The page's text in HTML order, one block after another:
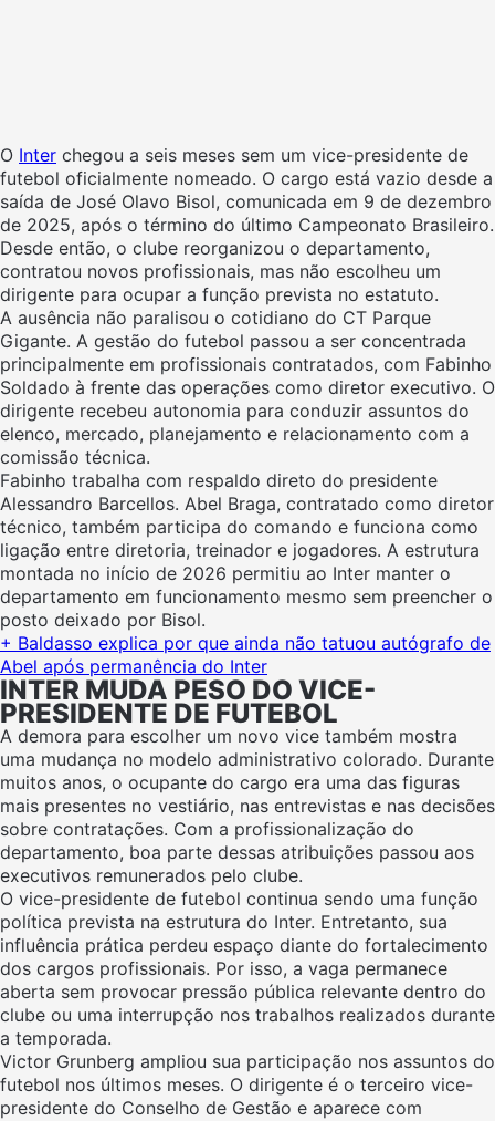
O Inter chegou a seis meses sem um vice-presidente de
futebol oficialmente nomeado. O cargo está vazio desde a
saída de José Olavo Bisol, comunicada em 9 de dezembro
de 2025, após o término do último Campeonato Brasileiro.
Desde então, o clube reorganizou o departamento,
contratou novos profissionais, mas não escolheu um
dirigente para ocupar a função prevista no estatuto.
A ausência não paralisou o cotidiano do CT Parque
Gigante. A gestão do futebol passou a ser concentrada
principalmente em profissionais contratados, com Fabinho
Soldado à frente das operações como diretor executivo. O
dirigente recebeu autonomia para conduzir assuntos do
elenco, mercado, planejamento e relacionamento com a
comissão técnica.
Fabinho trabalha com respaldo direto do presidente
Alessandro Barcellos. Abel Braga, contratado como diretor
técnico, também participa do comando e funciona como
ligação entre diretoria, treinador e jogadores. A estrutura
montada no início de 2026 permitiu ao Inter manter o
departamento em funcionamento mesmo sem preencher o
posto deixado por Bisol.
+ Baldasso explica por que ainda não tatuou autógrafo de
Abel após permanência do Inter
INTER MUDA PESO DO VICE-
PRESIDENTE DE FUTEBOL
A demora para escolher um novo vice também mostra
uma mudança no modelo administrativo colorado. Durante
muitos anos, o ocupante do cargo era uma das figuras
mais presentes no vestiário, nas entrevistas e nas decisões
sobre contratações. Com a profissionalização do
departamento, boa parte dessas atribuições passou aos
executivos remunerados pelo clube.
O vice-presidente de futebol continua sendo uma função
política prevista na estrutura do Inter. Entretanto, sua
influência prática perdeu espaço diante do fortalecimento
dos cargos profissionais. Por isso, a vaga permanece
aberta sem provocar pressão pública relevante dentro do
clube ou uma interrupção nos trabalhos realizados durante
a temporada.
Victor Grunberg ampliou sua participação nos assuntos do
futebol nos últimos meses. O dirigente é o terceiro vice-
presidente do Conselho de Gestão e aparece com